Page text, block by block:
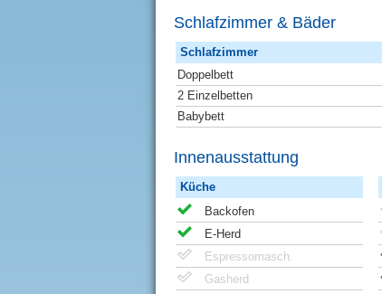
Schlafzimmer & Bäder
Schlafzimmer
Doppelbett
2 Einzelbetten
Babybett
Innenausstattung
Küche
Backofen
E-Herd
Espressomasch.
Gasherd